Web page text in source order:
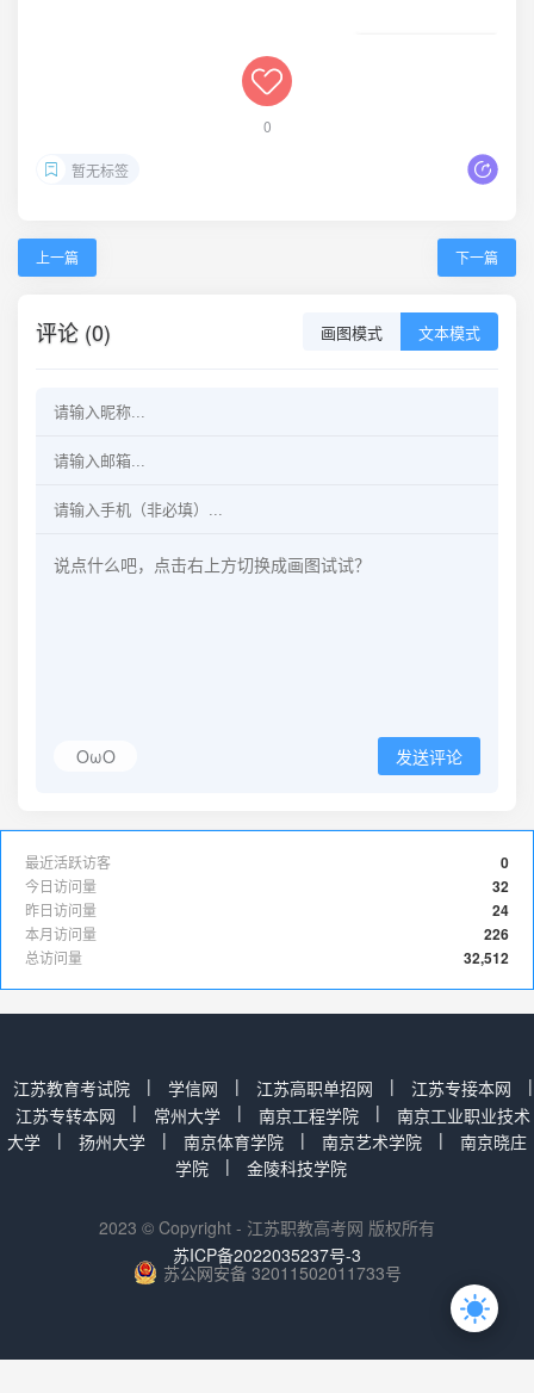
0
暂无标签
上一篇 下一篇
评论 (0) 画图模式 文本模式
OωO 发送评论
0
最近活跃访客
32
今日访问量
24
昨日访问量
226
本月访问量
32,512
总访问量
江苏教育考试院 | 学信网 | 江苏高职单招网 | 江苏专接本网
|
江苏专转本网
| 常州大学 | 南京工程学院 |
南京工业职业技术
大学
| 扬州大学 | 南京体育学院 | 南京艺术学院 |
南京晓庄
学院
| 金陵科技学院
2023 © Copyright - 江苏职教高考网 版权所有
苏ICP备2022035237号-3
苏公网安备 32011502011733号